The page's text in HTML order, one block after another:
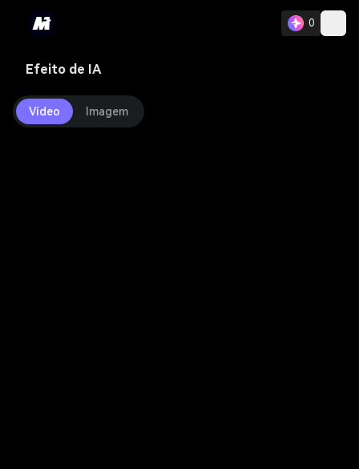
0
Efeito de IA
Vídeo Imagem